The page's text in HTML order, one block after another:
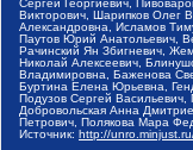
Сергей Георгиевич,
Викторович, Шарипков Олег
Александровна, Исламов
Паутов Юрий Анатольевич,
Рачинский Ян Збигневич,
Николай Алексеевич,
Владимировна, Баженова
Буртина Елена Юрьевна,
Подузов Сергей
Добровольская Анна
Петрович, Полякова Мара
Источник: http://